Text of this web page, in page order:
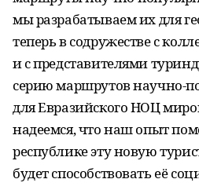
мы разрабатываем их для
теперь в содружестве с
и с представителями
серию маршрутов научно-
для Евразийского НОЦ
надеемся, что наш опыт
республике эту новую
будет способствовать её